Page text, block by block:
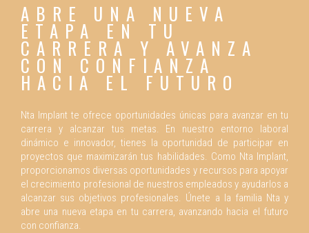
ABRE UNA NUEVA
ETAPA EN TU
CARRERA Y AVANZA
CON CONFIANZA
HACIA EL FUTURO
Nta Implant te ofrece oportunidades únicas para avanzar en tu
carrera y alcanzar tus metas. En nuestro entorno laboral
dinámico e innovador, tienes la oportunidad de participar en
proyectos que maximizarán tus habilidades. Como Nta Implant,
proporcionamos diversas oportunidades y recursos para apoyar
el crecimiento profesional de nuestros empleados y ayudarlos a
alcanzar sus objetivos profesionales. Únete a la familia Nta y
abre una nueva etapa en tu carrera, avanzando hacia el futuro
con confianza.